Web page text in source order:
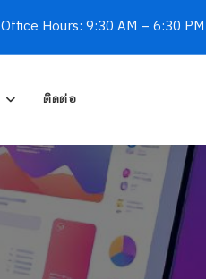
Office Hours: 9:30 AM – 6:30 PM
ติดต่อ